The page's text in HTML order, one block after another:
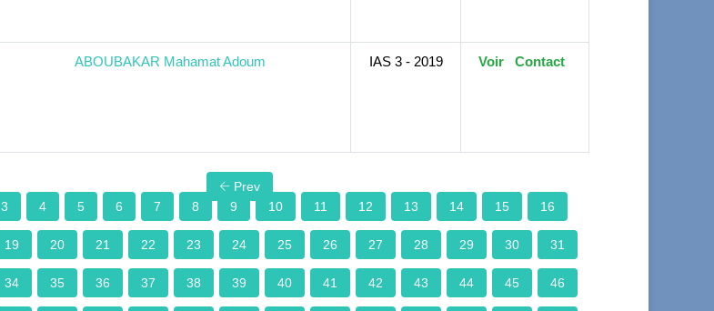
ABOUBAKAR Mahamat Adoum IAS 3 - 2019 Voir Contact
Prev
3 4 5 6 7 8 9 10 11 12 13 14 15 16
19 20 21 22 23 24 25 26 27 28 29 30 31
34 35 36 37 38 39 40 41 42 43 44 45 46